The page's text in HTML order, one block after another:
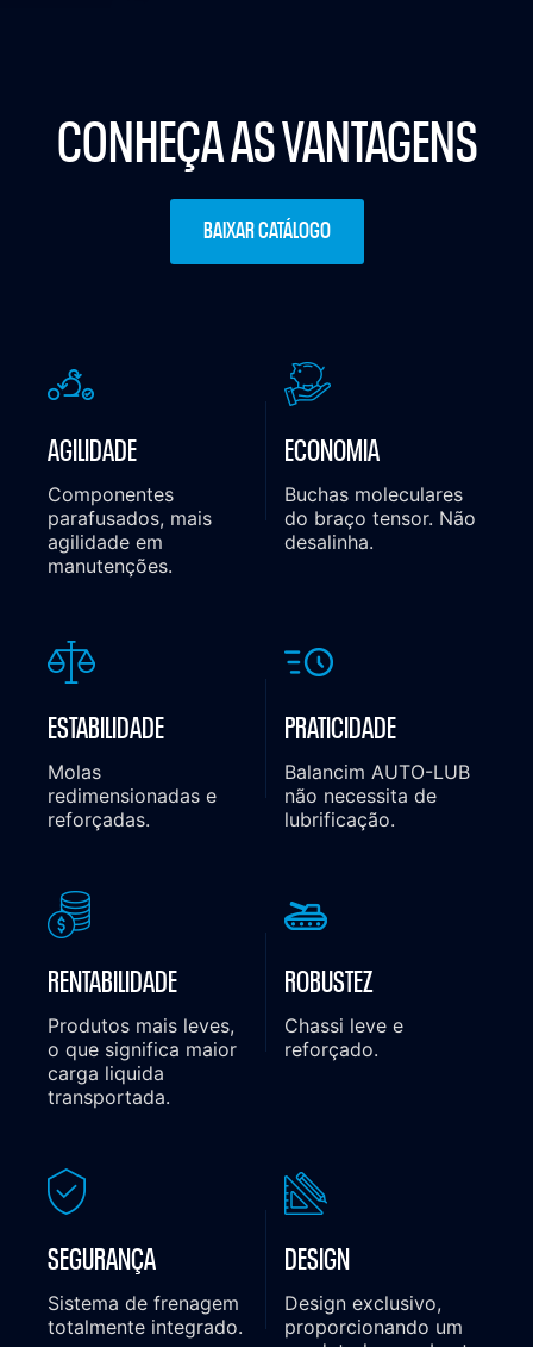
CONHEÇA AS VANTAGENS
BAIXAR CATÁLOGO
AGILIDADE
Componentes
parafusados, mais
agilidade em
manutenções.
ECONOMIA
Buchas moleculares
do braço tensor. Não
desalinha.
ESTABILIDADE
Molas
redimensionadas e
reforçadas.
PRATICIDADE
Balancim AUTO-LUB
não necessita de
lubrificação.
RENTABILIDADE
Produtos mais leves,
o que significa maior
carga liquida
transportada.
ROBUSTEZ
Chassi leve e
reforçado.
SEGURANÇA
Sistema de frenagem
totalmente integrado.
DESIGN
Design exclusivo,
proporcionando um